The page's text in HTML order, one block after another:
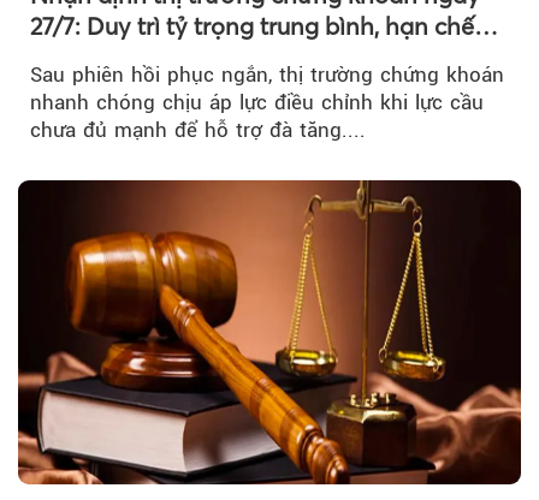
27/7: Duy trì tỷ trọng trung bình, hạn chế
Sau phiên hồi phục ngắn, thị trường chứng khoán
nhanh chóng chịu áp lực điều chỉnh khi lực cầu
chưa đủ mạnh để hỗ trợ đà tăng....